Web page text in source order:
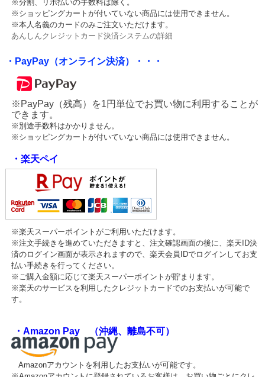
※分割、リボ払いの手数料は除く。
※ショッピングカートが付いていない商品には使用できません。
※本人名義のカードのみご注文いただけます。
あんしんクレジットカード決済システムの詳細
・PayPay（オンライン決済）・・・
※PayPay（残高）を1円単位でお買い物に利用することが
できます。
※別途手数料はかかりません。
※ショッピングカートが付いていない商品には使用できません。
・楽天ペイ
※楽天スーパーポイントがご利用いただけます。
※注文手続きを進めていただきますと、注文確認画面の後に、楽天ID決
済のログイン画面が表示されますので、楽天会員IDでログインしてお支
払い手続きを行ってください。
※ご購入金額に応じて楽天スーパーポイントが貯まります。
※楽天のサービスを利用したクレジットカードでのお支払いが可能で
す。
・Amazon Pay （沖縄、離島不可）
Amazonアカウントを利用したお支払いが可能です。